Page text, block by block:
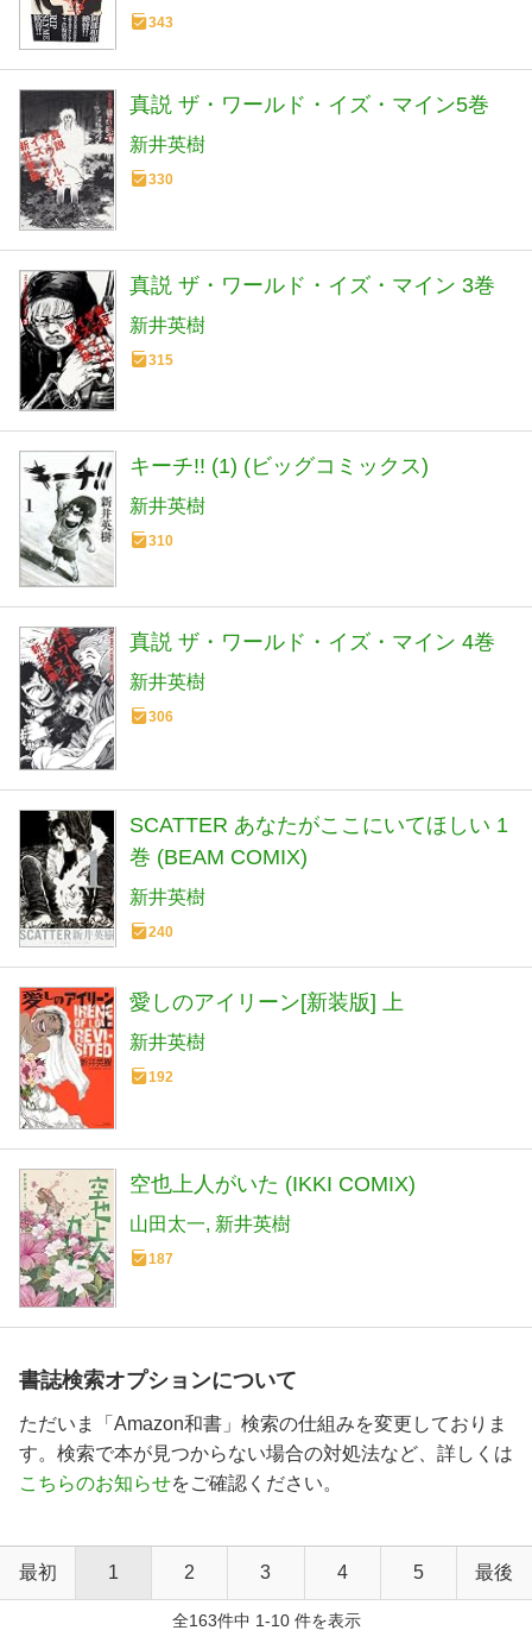
343
真説 ザ・ワールド・イズ・マイン5巻
新井英樹
330
真説 ザ・ワールド・イズ・マイン 3巻
新井英樹
315
キーチ!! (1) (ビッグコミックス)
新井英樹
310
真説 ザ・ワールド・イズ・マイン 4巻
新井英樹
306
SCATTER あなたがここにいてほしい 1
巻 (BEAM COMIX)
新井英樹
240
愛しのアイリーン[新装版] 上
新井英樹
192
空也上人がいた (IKKI COMIX)
山田太一 新井英樹
187
書誌検索オプションについて
ただいま「Amazon和書」検索の仕組みを変更しておりま
す。検索で本が見つからない場合の対処法など、詳しくは
こちらのお知らせをご確認ください。
最初 1 2 3 4 5 最後
全163件中 1-10 件を表示